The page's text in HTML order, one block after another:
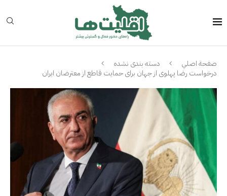
صفحة اصلي
دسته بندی نشده
درخواست رضا پهلوی از جهان برای حمایت قاطع از معترضان ایران